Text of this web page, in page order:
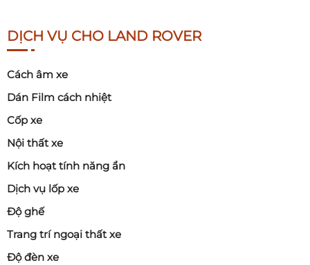
DỊCH VỤ CHO LAND ROVER
Cách âm xe
Dán Film cách nhiệt
Cốp xe
Nội thất xe
Kích hoạt tính năng ẩn
Dịch vụ lốp xe
Độ ghế
Trang trí ngoại thất xe
Độ đèn xe